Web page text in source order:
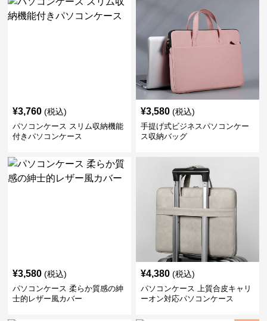
¥3,760 (税込)
パソコンケース スリム収納機能
付きパソコンケース
¥3,580 (税込)
手提げ式ビジネスパソコンケー
ス収納バッグ
¥3,580 (税込)
パソコンケース 柔らか質感の紳
士的レザー風カバー
¥4,380 (税込)
パソコンケース 上質合皮キャリ
ーオン対応パソコンケース